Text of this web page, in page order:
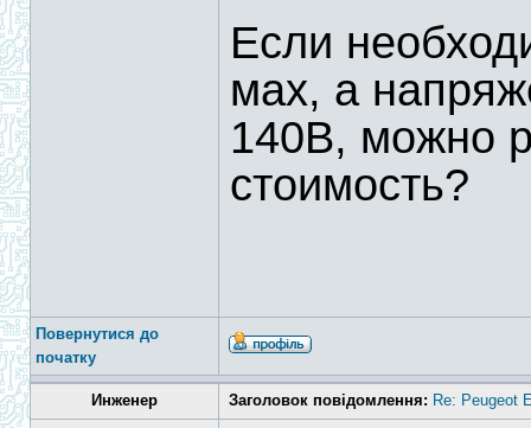
Если
мах, а
140В, можно
стоимость?
Повернутися до
початку
Инженер Заголовок повідомлення: Re: Peugeot